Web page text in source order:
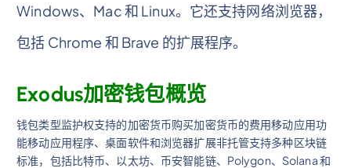
Windows、Mac 和 Linux。它还支持网络浏览器，
包括 Chrome 和 Brave 的扩展程序。
Exodus加密钱包概览
钱包类型监护权支持的加密货币购买加密货币的费用移动应用功
能移动应用程序、桌面软件和浏览器扩展非托管支持多种区块链
标准，包括比特币、以太坊、币安智能链、Polygon、Solana 和